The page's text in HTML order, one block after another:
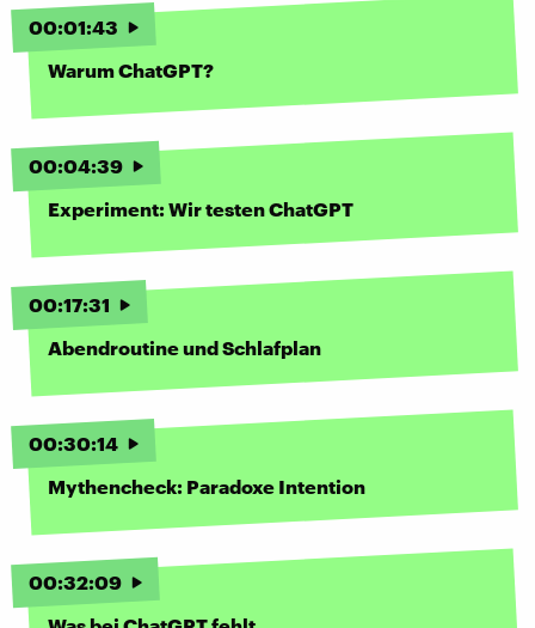
00:01:43
Warum ChatGPT?
00:04:39
Experiment: Wir testen ChatGPT
00:17:31
Abendroutine und Schlafplan
00:30:14
Mythencheck: Paradoxe Intention
00:32:09